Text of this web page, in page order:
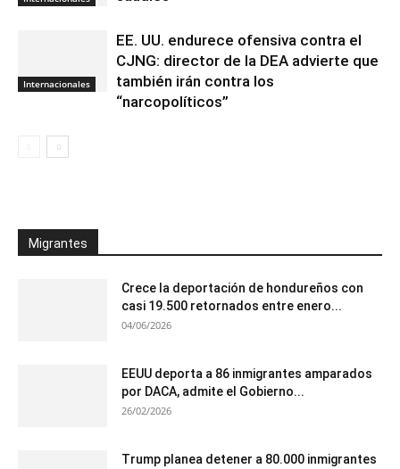
Internacionales
EE. UU. endurece ofensiva contra el
CJNG: director de la DEA advierte que
también irán contra los
“narcopolíticos”
Migrantes
Crece la deportación de hondureños con
casi 19.500 retornados entre enero...
04/06/2026
EEUU deporta a 86 inmigrantes amparados
por DACA, admite el Gobierno...
26/02/2026
Trump planea detener a 80.000 inmigrantes